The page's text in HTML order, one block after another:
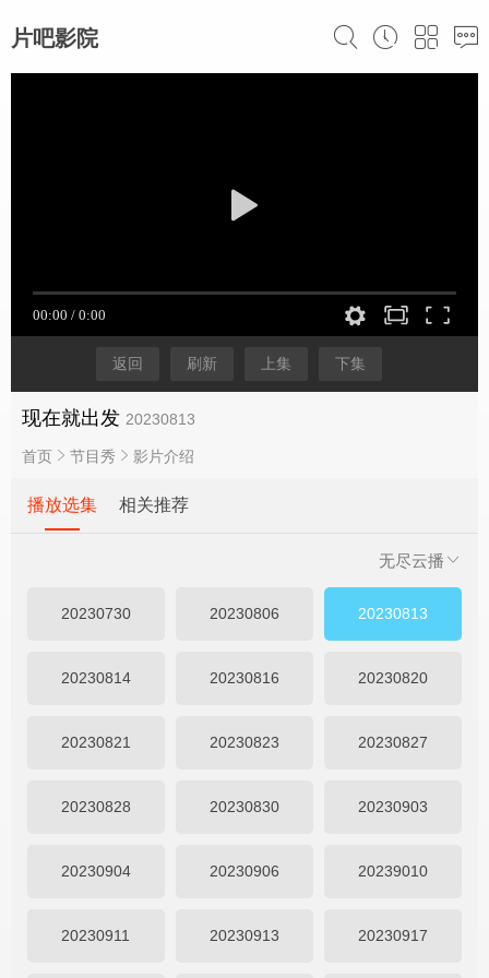
片吧影院
返回 刷新 上集 下集
现在就出发 20230813
首页 节目秀 影片介绍
播放选集 相关推荐
无尽云播
20230730 20230806 20230813
20230814 20230816 20230820
20230821 20230823 20230827
20230828 20230830 20230903
20230904 20230906 20239010
20230911 20230913 20230917